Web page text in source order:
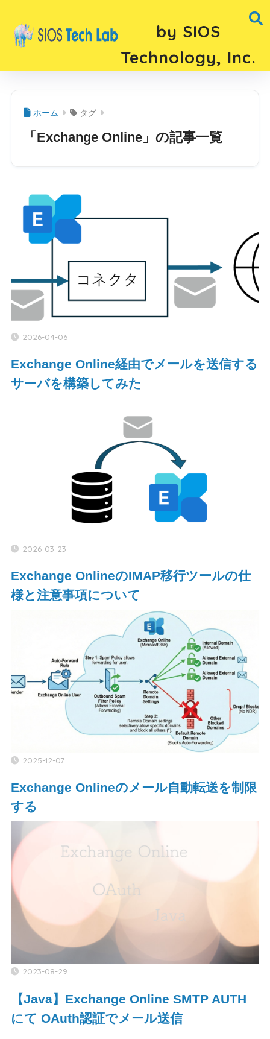
by SIOS
Technology, Inc.
ホーム タグ
「Exchange Online」の記事一覧
2026-04-06
Exchange Online経由でメールを送信する
サーバを構築してみた
2026-03-23
Exchange OnlineのIMAP移行ツールの仕
様と注意事項について
2025-12-07
Exchange Onlineのメール自動転送を制限
する
2023-08-29
【Java】Exchange Online SMTP AUTH
にて OAuth認証でメール送信